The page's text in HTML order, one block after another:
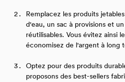
Remplacez les produits
d'eau, un sac à provisions et
réutilisables. Vous évitez ainsi
économisez de l'argent à long
Optez pour des produits
proposons des best-sellers